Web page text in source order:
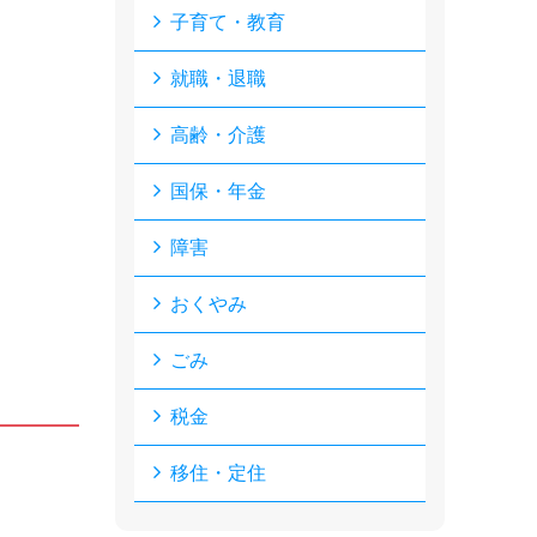
子育て・教育
就職・退職
高齢・介護
国保・年金
障害
おくやみ
ごみ
税金
移住・定住